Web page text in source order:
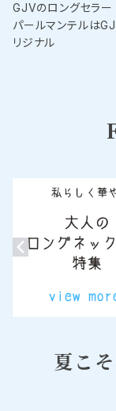
GJVのロングセラー
パールマンテルは
リジナル
夏こ